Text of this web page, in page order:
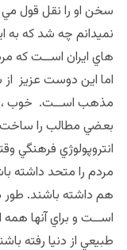
سخن او را نقل قول
نميدانم چه شد كه به
هاي ايران اســت كه
اما اين دوست عزيز
مذهب اســت. خوب
بعضي مطالب را ساخت
انتروپولوژي فرهنگي
مردم را متحد داشته
هم داشته باشند. طور
اســت و براي آنها
طبيعي از دنيا رفته